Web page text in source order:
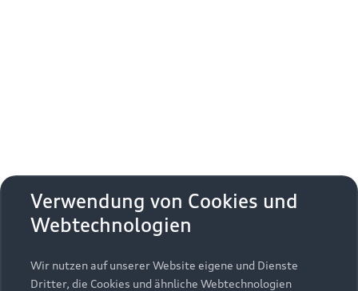
Zurück nach oben
Modelle
Alle Modelle
Kaufen & leasen
Verwendung von Cookies und
Webtechnologien
Wir nutzen auf unserer Website eigene und Dienste
Dritter, die Cookies und ähnliche Webtechnologien